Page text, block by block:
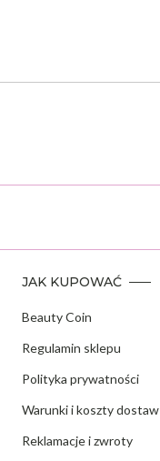
JAK KUPOWAĆ
Beauty Coin
Regulamin sklepu
Polityka prywatności
Warunki i koszty dostaw
Reklamacje i zwroty